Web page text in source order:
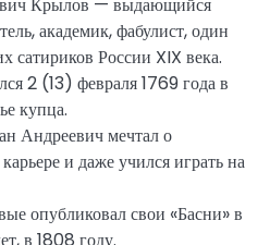
Крылов — выдающийся
академик, фабулист, один
сатириков России XIX века.
2 (13) февраля 1769 года в
купца.
Андреевич мечтал о
и даже учился играть на
опубликовал свои «Басни» в